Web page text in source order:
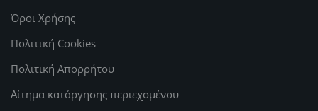
Όροι Χρήσης
Πολιτική Cookies
Πολιτική Απορρήτου
Αίτημα κατάργησης περιεχομένου